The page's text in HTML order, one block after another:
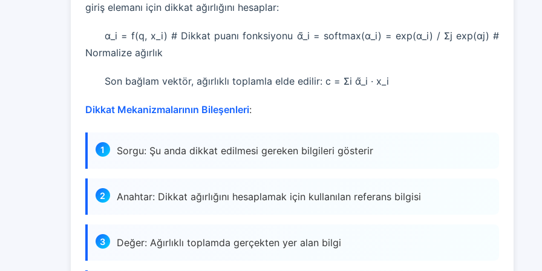
giriş elemanı için dikkat ağırlığını hesaplar:
α_i = f(q, x_i) # Dikkat puanı fonksiyonu α̃_i = softmax(α_i) = exp(α_i) / Σj exp(αj) #
Normalize ağırlık
Son bağlam vektör, ağırlıklı toplamla elde edilir: c = Σi α̃_i · x_i
Dikkat Mekanizmalarının Bileşenleri:
Sorgu: Şu anda dikkat edilmesi gereken bilgileri gösterir
Anahtar: Dikkat ağırlığını hesaplamak için kullanılan referans bilgisi
Değer: Ağırlıklı toplamda gerçekten yer alan bilgi